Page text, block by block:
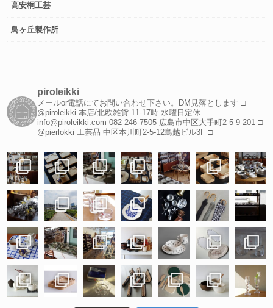
高安桐工芸
鳥ヶ丘製作所
piroleikki
メールor電話にてお問い合わせ下さい。DM見落とします □
@piroleikki 本店/北欧雑貨 11-17時 水曜日定休
info@piroleikki.com 082-246-7505 広島市中区大手町2-5-9-201 □
@pierlokki 工芸品 中区本川町2-5-12鳥越ビル3F □